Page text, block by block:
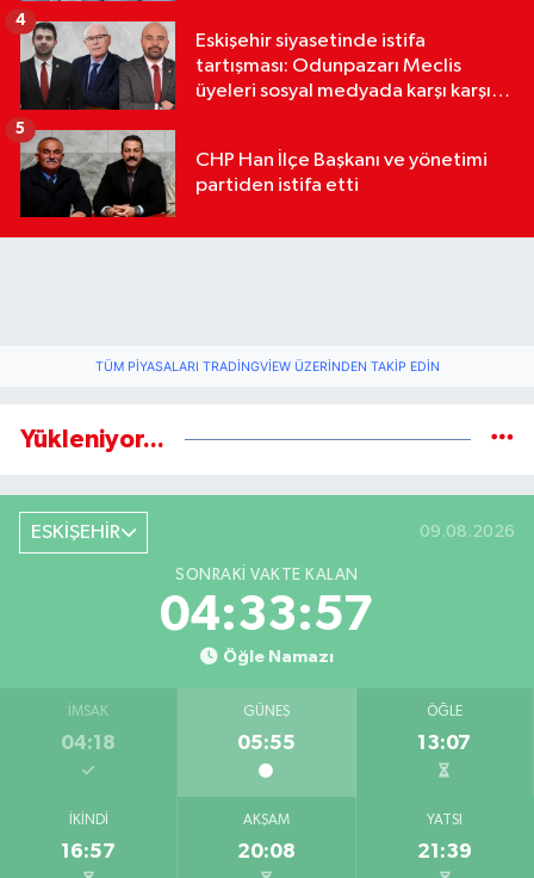
Eskişehir siyasetinde istifa
tartışması: Odunpazarı Meclis
üyeleri sosyal medyada karşı karşıya
4
CHP Han İlçe Başkanı ve yönetimi
partiden istifa etti
5
TÜM PIYASALARI TRADINGVIEW ÜZERINDEN TAKIP EDIN
Yükleniyor...
ESKİŞEHİR 09.08.2026
SONRAKI VAKTE KALAN
04:33:56
Öğle Namazı
İMSAK
04:18
GÜNEŞ
05:55
ÖĞLE
13:07
İKINDI
16:57
AKŞAM
20:08
YATSI
21:39